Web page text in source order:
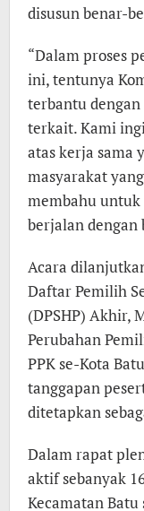
disusun benar-
“Dalam proses
ini, tentunya
terbantu
terkait. Kami
atas kerja sama
masyarakat
membahu
berjalan dengan
Acara
Daftar Pemilih
(DPSHP) Akhir,
Perubahan
PPK se-Kota
tanggapan
ditetapkan
Dalam rapat
aktif sebanyak
Kecamatan